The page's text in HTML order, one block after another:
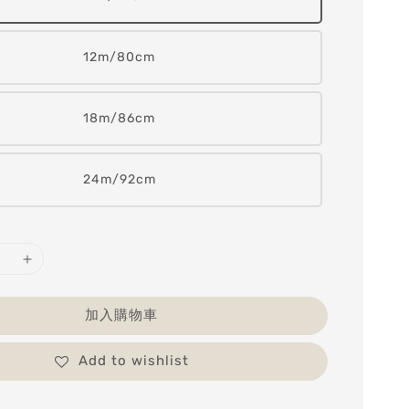
12m/80cm
18m/86cm
24m/92cm
加入購物車
Add to wishlist